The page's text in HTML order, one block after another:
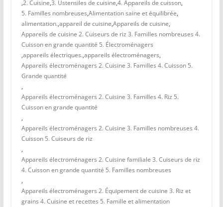
,2. Cuisine,3. Ustensiles de cuisine,4. Appareils de cuisson,
5. Familles nombreuses,Alimentation saine et équilibrée,
alimentation.,appareil de cuisine,Appareils de cuisine,
Appareils de cuisine 2. Cuiseurs de riz 3. Familles nombreuses 4.
Cuisson en grande quantité 5. Électroménagers
,appareils électriques.,appareils électroménagers,
Appareils électroménagers 2. Cuisine 3. Familles 4. Cuisson 5.
Grande quantité
,
Appareils électroménagers 2. Cuisine 3. Familles 4. Riz 5.
Cuisson en grande quantité
,
Appareils électroménagers 2. Cuisine 3. Familles nombreuses 4.
Cuisson 5. Cuiseurs de riz
,
Appareils électroménagers 2. Cuisine familiale 3. Cuiseurs de riz
4. Cuisson en grande quantité 5. Familles nombreuses
,
Appareils électroménagers 2. Équipement de cuisine 3. Riz et
grains 4. Cuisine et recettes 5. Famille et alimentation